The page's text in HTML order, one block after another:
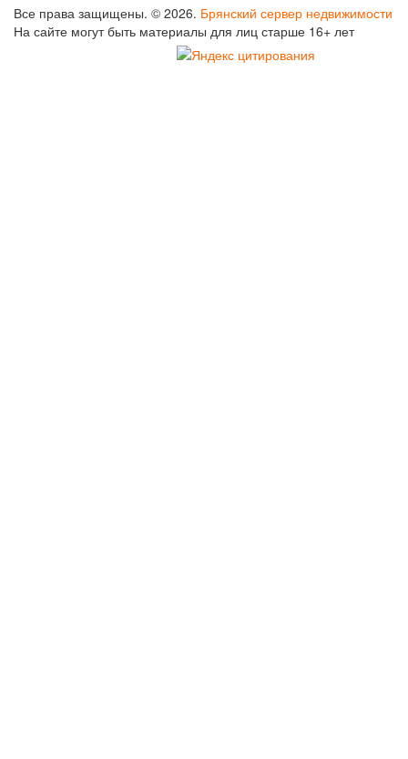
Все права защищены. © 2026. Брянский сервер недвижимости
На сайте могут быть материалы для лиц старше 16+ лет